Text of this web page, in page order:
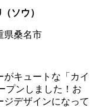
ソウ）
県桑名市
キュートな「カイ
プンしました！お
ジデザインになって